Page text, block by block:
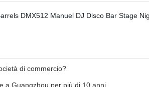
di commercio?
a Guangzhou per più di 10 anni.